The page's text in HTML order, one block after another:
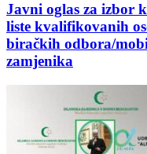
Javni oglas za izbor
liste kvalifikovanih
biračkih odbora/
zamjenika